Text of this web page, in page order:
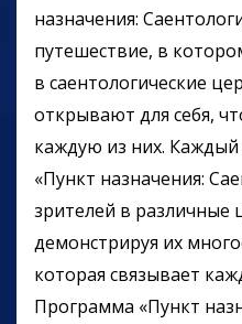
назначения:
путешествие, в
в саентологические
открывают для себя,
каждую из них.
«Пункт назначения:
зрителей в различные
демонстрируя их
которая связывает
Программа «Пункт